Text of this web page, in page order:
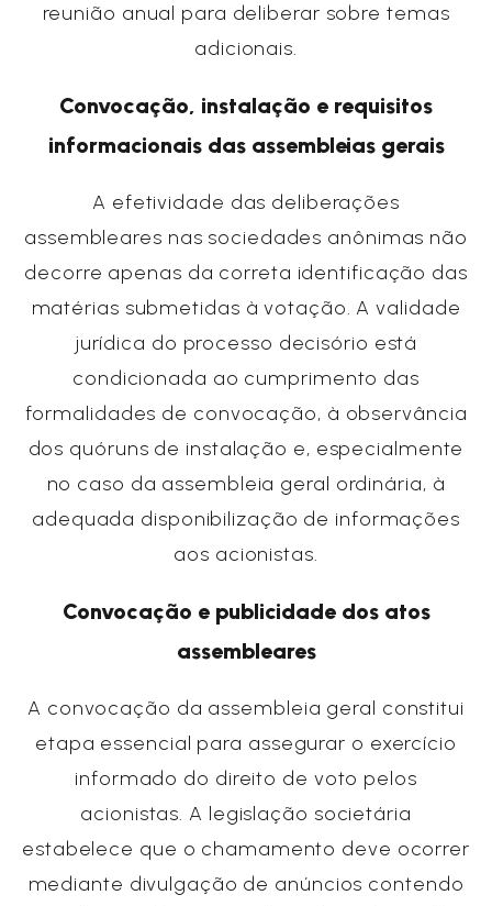
reunião anual para deliberar sobre temas
adicionais.
Convocação, instalação e requisitos
informacionais das assembleias gerais
A efetividade das deliberações
assembleares nas sociedades anônimas não
decorre apenas da correta identificação das
matérias submetidas à votação. A validade
jurídica do processo decisório está
condicionada ao cumprimento das
formalidades de convocação, à observância
dos quóruns de instalação e, especialmente
no caso da assembleia geral ordinária, à
adequada disponibilização de informações
aos acionistas.
Convocação e publicidade dos atos
assembleares
A convocação da assembleia geral constitui
etapa essencial para assegurar o exercício
informado do direito de voto pelos
acionistas. A legislação societária
estabelece que o chamamento deve ocorrer
mediante divulgação de anúncios contendo